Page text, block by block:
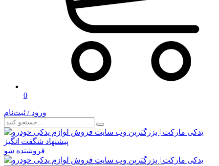
0
ورود / ثبت‌نام
پیشنهاد شگفت انگیز
فروشنده شو